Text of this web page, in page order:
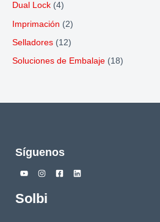
Dual Lock (4)
Imprimación (2)
Selladores (12)
Soluciones de Embalaje (18)
Síguenos
Solbi